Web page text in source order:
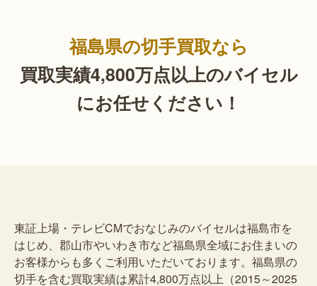
福島県の切手買取なら
買取実績4,800万点以上のバイセル
にお任せください！
東証上場・テレビCMでおなじみのバイセルは福島市を
はじめ、郡山市やいわき市など福島県全域にお住まいの
お客様からも多くご利用いただいております。福島県の
切手を含む買取実績は累計4,800万点以上（2015～2025